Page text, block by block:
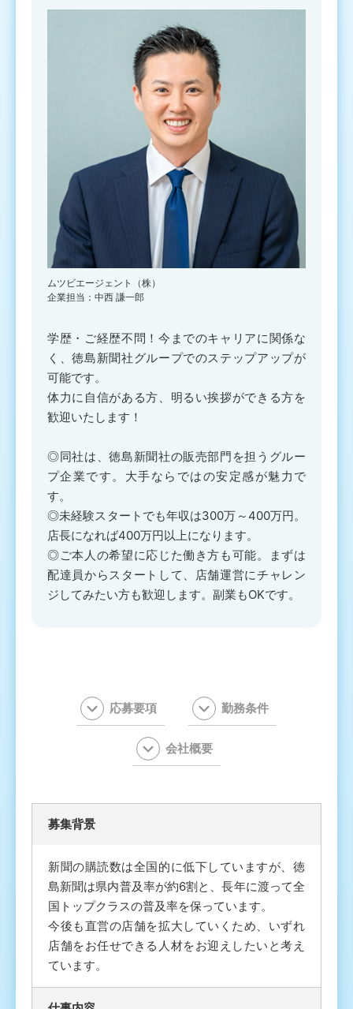
ムツビエージェント（株）
企業担当：中西 謙一郎
学歴・ご経歴不問！今までのキャリアに関係な
く、徳島新聞社グループでのステップアップが
可能です。
体力に自信がある方、明るい挨拶ができる方を
歓迎いたします！
◎同社は、徳島新聞社の販売部門を担うグルー
プ企業です。大手ならではの安定感が魅力で
す。
◎未経験スタートでも年収は300万～400万円。
店長になれば400万円以上になります。
◎ご本人の希望に応じた働き方も可能。まずは
配達員からスタートして、店舗運営にチャレン
ジしてみたい方も歓迎します。副業もOKです。
応募要項 勤務条件
会社概要
募集背景
新聞の購読数は全国的に低下していますが、徳
島新聞は県内普及率が約6割と、長年に渡って全
国トップクラスの普及率を保っています。
今後も直営の店舗を拡大していくため、いずれ
店舗をお任せできる人材をお迎えしたいと考え
ています。